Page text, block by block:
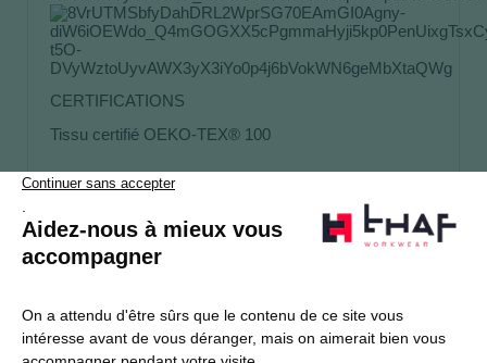
CERTIFICATIONS
Tissu certifié OEKO-TEX® 100
Je souhaite m'inscrire à la newsletter Thaf Workwear